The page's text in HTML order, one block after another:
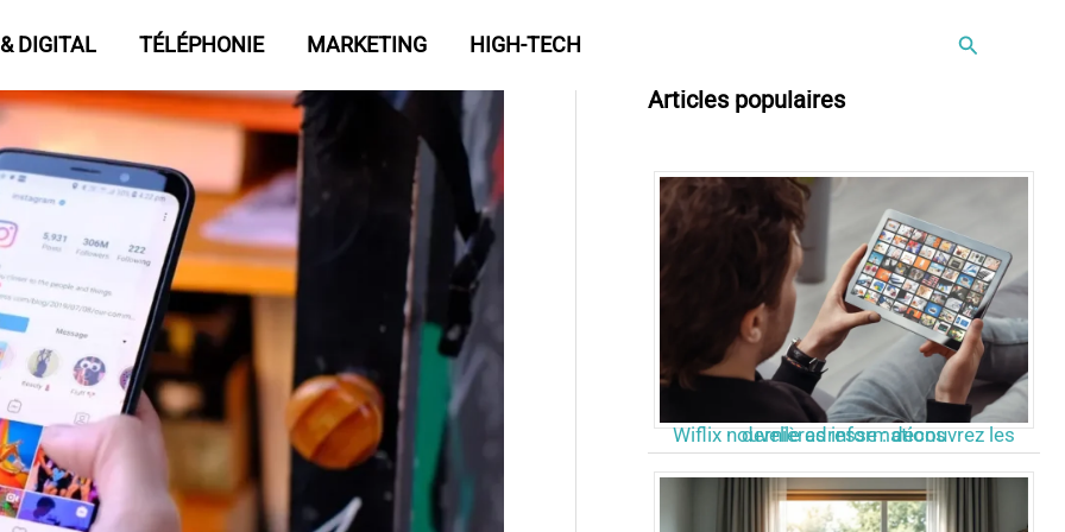
DIGITAL TÉLÉPHONIE MARKETING HIGH-TECH Rechercher
Articles populaires
Wiflix nouvelle adresse : découvrez les dernières informations